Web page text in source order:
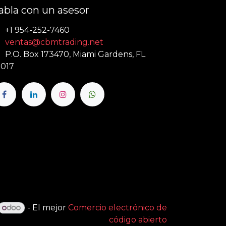
con un asesor
+1 954-252-7460
ventas@cbmtrading.net
P.O. Box 173470, Miami Gardens, FL
- El mejor Comercio electrónico de
código abierto